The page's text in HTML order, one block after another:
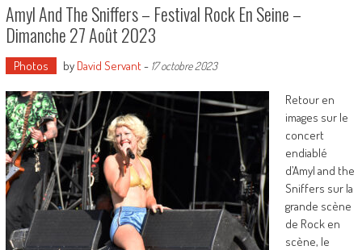
Amyl And The Sniffers – Festival Rock En Seine –
Dimanche 27 Août 2023
Photos by David Servant- 17 octobre 2023
Retour en
images sur le
concert
endiablé
d’Amyl and the
Sniffers sur la
grande scène
de Rock en
scène, le